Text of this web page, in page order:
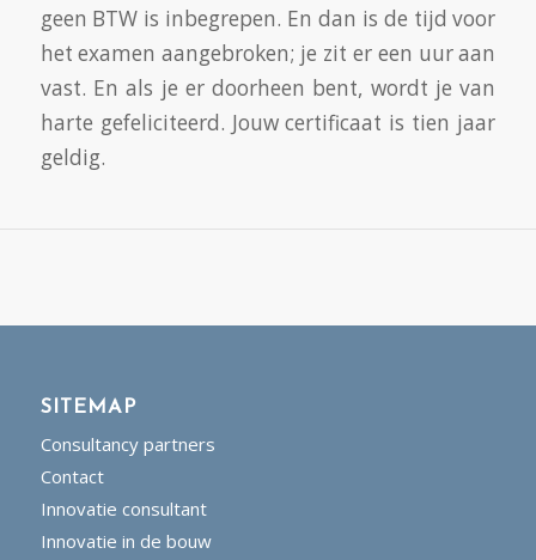
geen BTW is inbegrepen. En dan is de tijd voor
het examen aangebroken; je zit er een uur aan
vast. En als je er doorheen bent, wordt je van
harte gefeliciteerd. Jouw certificaat is tien jaar
geldig.
SITEMAP
Consultancy partners
Contact
Innovatie consultant
Innovatie in de bouw